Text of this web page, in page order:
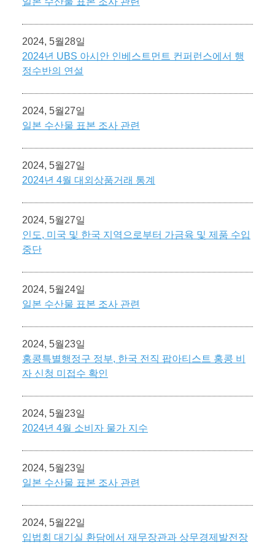
2024, 5월28일
2024년 UBS 아시안 인베스트먼트 컨퍼런스에서 행
정수반의 연설
2024, 5월27일
일본 수산물 표본 조사 관련
2024, 5월27일
2024년 4월 대외상품거래 통계
2024, 5월27일
인도, 미국 및 한국 지역으로부터 가금육 및 제품 수입
중단
2024, 5월24일
일본 수산물 표본 조사 관련
2024, 5월23일
홍콩특별행정구 정부, 한국 전직 팝아티스트 홍콩 비
자 신청 미접수 확인
2024, 5월23일
2024년 4월 소비자 물가 지수
2024, 5월23일
일본 수산물 표본 조사 관련
2024, 5월22일
입법회 대기실 환담에서 재무장관과 상무경제발전장